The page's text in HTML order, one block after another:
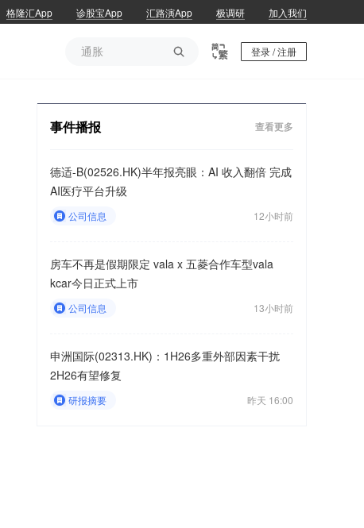
格隆汇App 诊股宝App 汇路演App 极调研 加入我们

通胀
登录 / 注册
事件播报 查看更多
德适-B(02526.HK)半年报亮眼：AI 收入翻倍 完成
AI医疗平台升级
公司信息 12小时前
房车不再是假期限定 vala x 五菱合作车型vala
kcar今日正式上市
公司信息 13小时前
申洲国际(02313.HK)：1H26多重外部因素干扰
2H26有望修复
研报摘要 昨天 16:00